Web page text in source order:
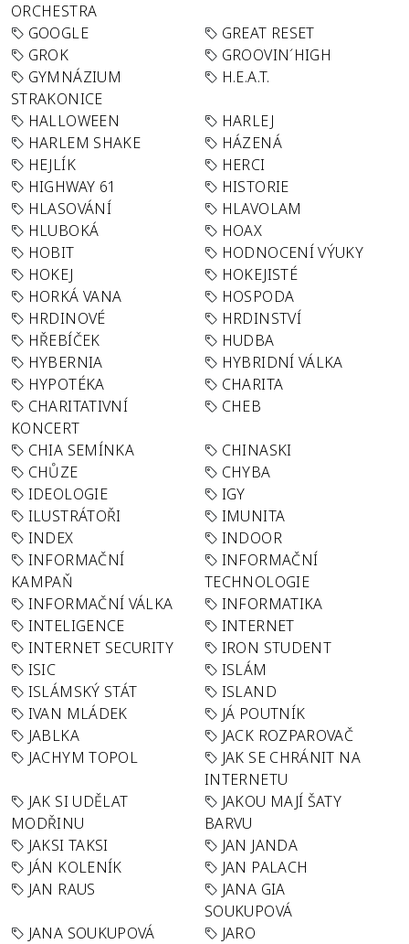
ORCHESTRA
GOOGLE
GREAT RESET
GROK
GROOVIN´HIGH
GYMNÁZIUM
STRAKONICE
H.E.A.T.
HALLOWEEN
HARLEJ
HARLEM SHAKE
HÁZENÁ
HEJLÍK
HERCI
HIGHWAY 61
HISTORIE
HLASOVÁNÍ
HLAVOLAM
HLUBOKÁ
HOAX
HOBIT
HODNOCENÍ VÝUKY
HOKEJ
HOKEJISTÉ
HORKÁ VANA
HOSPODA
HRDINOVÉ
HRDINSTVÍ
HŘEBÍČEK
HUDBA
HYBERNIA
HYBRIDNÍ VÁLKA
HYPOTÉKA
CHARITA
CHARITATIVNÍ
KONCERT
CHEB
CHIA SEMÍNKA
CHINASKI
CHŮZE
CHYBA
IDEOLOGIE
IGY
ILUSTRÁTOŘI
IMUNITA
INDEX
INDOOR
INFORMAČNÍ
KAMPAŇ
INFORMAČNÍ
TECHNOLOGIE
INFORMAČNÍ VÁLKA
INFORMATIKA
INTELIGENCE
INTERNET
INTERNET SECURITY
IRON STUDENT
ISIC
ISLÁM
ISLÁMSKÝ STÁT
ISLAND
IVAN MLÁDEK
JÁ POUTNÍK
JABLKA
JACK ROZPAROVAČ
JACHYM TOPOL
JAK SE CHRÁNIT NA
INTERNETU
JAK SI UDĚLAT
MODŘINU
JAKOU MAJÍ ŠATY
BARVU
JAKSI TAKSI
JAN JANDA
JÁN KOLENÍK
JAN PALACH
JAN RAUS
JANA GIA
SOUKUPOVÁ
JANA SOUKUPOVÁ
JARO